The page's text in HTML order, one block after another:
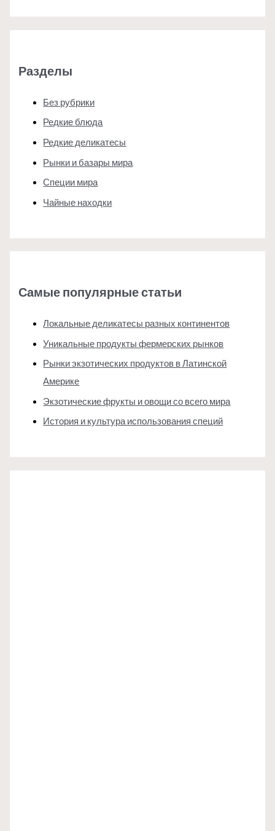
Разделы
Без рубрики
Редкие блюда
Редкие деликатесы
Рынки и базары мира
Специи мира
Чайные находки
Самые популярные статьи
Локальные деликатесы разных континентов
Уникальные продукты фермерских рынков
Рынки экзотических продуктов в Латинской
Америке
Экзотические фрукты и овощи со всего мира
История и культура использования специй